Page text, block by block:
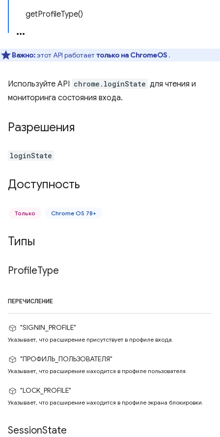
getProfileType()
Важно:этот API работаеттолько на ChromeOS .
Используйте API chrome.loginState для чтения и
мониторинга состояния входа.
Разрешения
loginState
Доступность
Только Chrome OS 78+
Типы
ProfileType
ПЕРЕЧИСЛЕНИЕ
"SIGNIN_PROFILE"
Указывает, что расширение присутствует в профиле входа.
"ПРОФИЛЬ_ПОЛЬЗОВАТЕЛЯ"
Указывает, что расширение находится в профиле пользователя.
"LOCK_PROFILE"
Указывает, что расширение находится в профиле экрана блокировки.
SessionState